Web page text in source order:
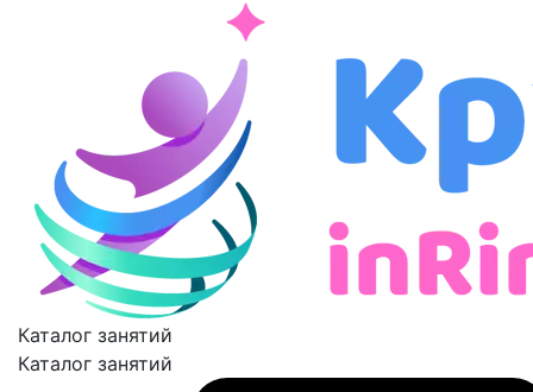
Каталог занятий
Каталог занятий